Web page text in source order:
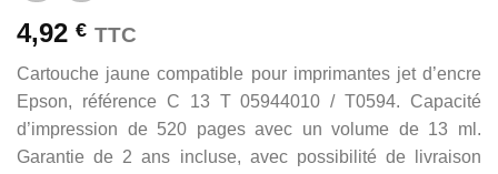
4,92 € TTC
Cartouche jaune compatible pour imprimantes jet d’encre
Epson, référence C 13 T 05944010 / T0594. Capacité
d’impression de 520 pages avec un volume de 13 ml.
Garantie de 2 ans incluse, avec possibilité de livraison